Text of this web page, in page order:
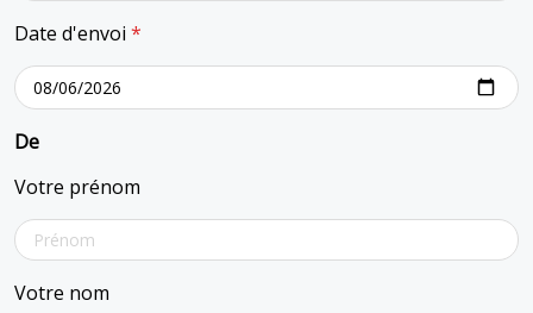
Date d'envoi *
De
Votre prénom
Votre nom